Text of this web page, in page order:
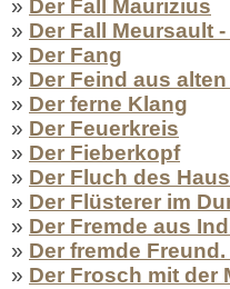
» Der Fall Maurizius
» Der Fall Meursault
» Der Fang
» Der Feind aus
» Der ferne Klang
» Der Feuerkreis
» Der Fieberkopf
» Der Fluch des
» Der Flüsterer im
» Der Fremde aus
» Der fremde
» Der Frosch mit der